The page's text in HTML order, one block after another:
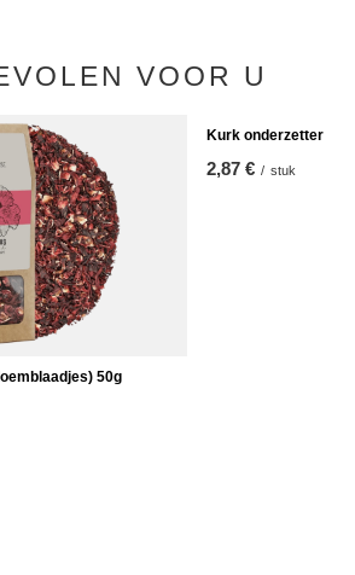
VOOR U
50g
Kurk onderzetter
2,87 € / stuk